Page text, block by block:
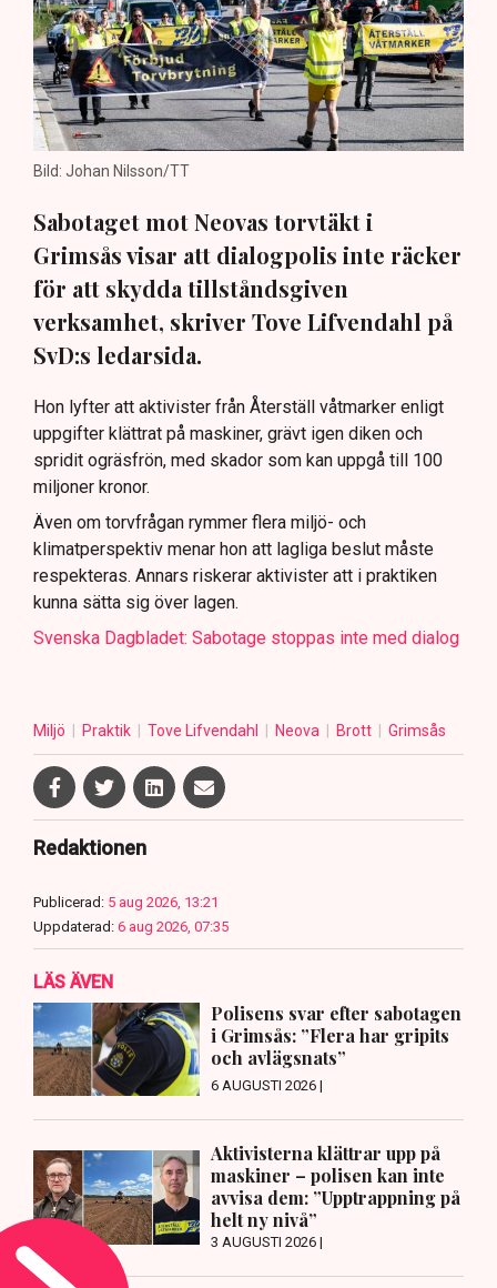
Bild: Johan Nilsson/TT
Sabotaget mot Neovas torvtäkt i
Grimsås visar att dialogpolis inte räcker
för att skydda tillståndsgiven
verksamhet, skriver Tove Lifvendahl på
SvD:s ledarsida.
Hon lyfter att aktivister från Återställ våtmarker enligt
uppgifter klättrat på maskiner, grävt igen diken och
spridit ogräsfrön, med skador som kan uppgå till 100
miljoner kronor.
Även om torvfrågan rymmer flera miljö- och
klimatperspektiv menar hon att lagliga beslut måste
respekteras. Annars riskerar aktivister att i praktiken
kunna sätta sig över lagen.
Svenska Dagbladet: Sabotage stoppas inte med dialog
Miljö Praktik Tove Lifvendahl Neova Brott Grimsås
Redaktionen
Publicerad: 5 aug 2026, 13:21
Uppdaterad: 6 aug 2026, 07:35
LÄS ÄVEN
Polisens svar efter sabotagen
i Grimsås: ”Flera har gripits
och avlägsnats”
6 AUGUSTI 2026 |
Aktivisterna klättrar upp på
maskiner – polisen kan inte
avvisa dem: ”Upptrappning på
helt ny nivå”
3 AUGUSTI 2026 |